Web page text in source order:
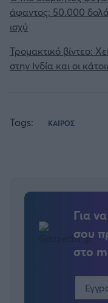
άφαντος: 50.000
ισχύ
Τρομακτικό βίντεο:
στην Ινδία και οι
Tags: ΚΑΙΡΟΣ
Για
σου
στο